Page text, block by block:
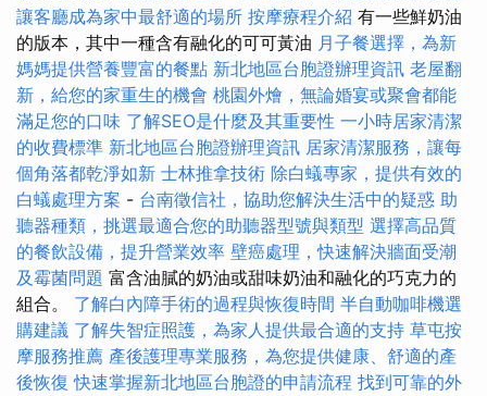
讓客廳成為家中最舒適的場所 按摩療程介紹 有一些鮮奶油
的版本，其中一種含有融化的可可黃油 月子餐選擇，為新
媽媽提供營養豐富的餐點 新北地區台胞證辦理資訊 老屋翻
新，給您的家重生的機會 桃園外燴，無論婚宴或聚會都能
滿足您的口味 了解SEO是什麼及其重要性 一小時居家清潔
的收費標準 新北地區台胞證辦理資訊 居家清潔服務，讓每
個角落都乾淨如新 士林推拿技術 除白蟻專家，提供有效的
白蟻處理方案 - 台南徵信社，協助您解決生活中的疑惑 助
聽器種類，挑選最適合您的助聽器型號與類型 選擇高品質
的餐飲設備，提升營業效率 壁癌處理，快速解決牆面受潮
及霉菌問題 富含油膩的奶油或甜味奶油和融化的巧克力的
組合。 了解白內障手術的過程與恢復時間 半自動咖啡機選
購建議 了解失智症照護，為家人提供最合適的支持 草屯按
摩服務推薦 產後護理專業服務，為您提供健康、舒適的產
後恢復 快速掌握新北地區台胞證的申請流程 找到可靠的外